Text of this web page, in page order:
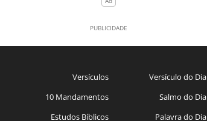
Versículos
10 Mandamentos
Estudos Bíblicos
Versículo do Dia
Salmo do Dia
Palavra do Dia